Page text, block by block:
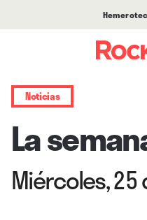
Noticias
La
Miércoles,